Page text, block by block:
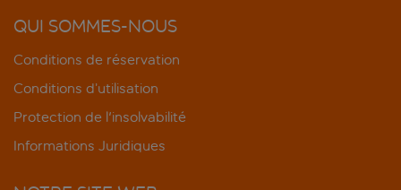
QUI SOMMES-NOUS
Conditions de réservation
Conditions d’utilisation
Protection de l'insolvabilité
Informations Juridiques